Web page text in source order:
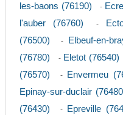
les-baons (76190)
-
l'auber (76760)
-
(76500)
- Elbeuf-en-
(76780)
- Eletot (76540)
(76570)
- Envermeu
Epinay-sur-duclair
(76430)
- Epreville